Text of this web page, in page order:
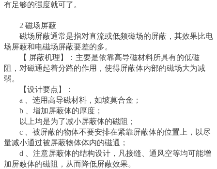
有足够的强度就可了。
2 磁场屏蔽
磁场屏蔽通常是指对直流或低频磁场的屏蔽，其效果比电
场屏蔽和电磁场屏蔽要差的多。
【 屏蔽机理】：主要是依靠高导磁材料所具有的低磁
阻，对磁通起着分路的作用，使得屏蔽体内部的磁场大为减
弱。
【设计要点】：
a 、选用高导磁材料，如坡莫合金；
b 、增加屏蔽体的厚度；
以上均是为了减小屏蔽体的磁阻；
c 、被屏蔽的物体不要安排在紧靠屏蔽体的位置上，以尽
量减小通过被屏蔽物体体内的磁通；
d 、注意屏蔽体的结构设计，凡接缝、通风空等均可能增
加屏蔽体的磁阻，从而降低屏蔽效果。